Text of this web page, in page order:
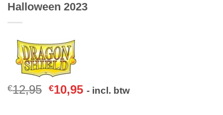
Halloween 2023
€12,95 €10,95 - incl. btw